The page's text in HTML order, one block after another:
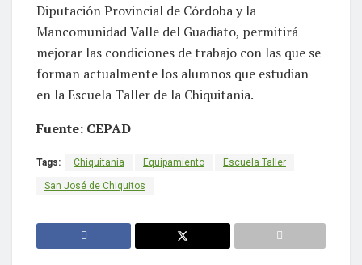
Diputación Provincial de Córdoba y la
Mancomunidad Valle del Guadiato, permitirá
mejorar las condiciones de trabajo con las que se
forman actualmente los alumnos que estudian
en la Escuela Taller de la Chiquitania.
Fuente: CEPAD
Tags: Chiquitania Equipamiento Escuela Taller
San José de Chiquitos